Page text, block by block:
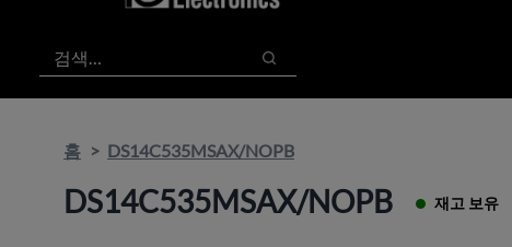
검색
검색
홈 DS14C535MSAX/NOPB
DS14C535MSAX/NOPB 재고 보유